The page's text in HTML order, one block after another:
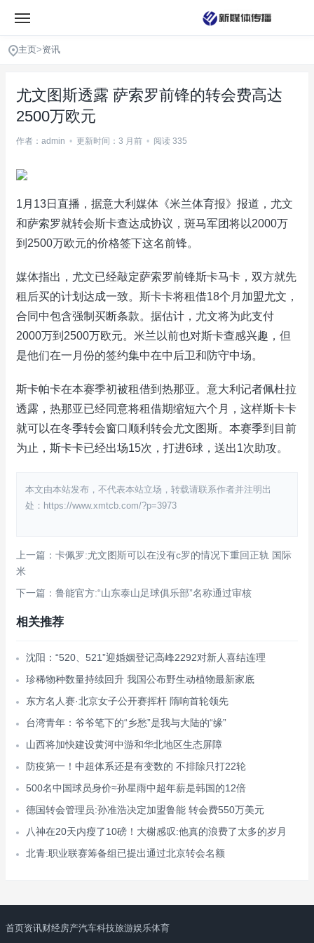
主页>资讯
尤文图斯透露 萨索罗前锋的转会费高达
2500万欧元
作者：admin • 更新时间：3 月前 • 阅读 335
1月13日直播，据意大利媒体《米兰体育报》报道，尤文
和萨索罗就转会斯卡查达成协议，斑马军团将以2000万
到2500万欧元的价格签下这名前锋。
媒体指出，尤文已经敲定萨索罗前锋斯卡马卡，双方就先
租后买的计划达成一致。斯卡卡将租借18个月加盟尤文，
合同中包含强制买断条款。据估计，尤文将为此支付
2000万到2500万欧元。米兰以前也对斯卡查感兴趣，但
是他们在一月份的签约集中在中后卫和防守中场。
斯卡帕卡在本赛季初被租借到热那亚。意大利记者佩杜拉
透露，热那亚已经同意将租借期缩短六个月，这样斯卡卡
就可以在冬季转会窗口顺利转会尤文图斯。本赛季到目前
为止，斯卡卡已经出场15次，打进6球，送出1次助攻。
本文由本站发布，不代表本站立场，转载请联系作者并注明出
处：https://www.xmtcb.com/?p=3973
上一篇：卡佩罗:尤文图斯可以在没有c罗的情况下重回正轨 国际
米
下一篇：鲁能官方:“山东泰山足球俱乐部”名称通过审核
相关推荐
沈阳：“520、521”迎婚姻登记高峰2292对新人喜结连理
珍稀物种数量持续回升 我国公布野生动植物最新家底
东方名人赛·北京女子公开赛挥杆 隋响首轮领先
台湾青年：爷爷笔下的“乡愁”是我与大陆的“缘”
山西将加快建设黄河中游和华北地区生态屏障
防疫第一！中超体系还是有变数的 不排除只打22轮
500名中国球员身价≈孙星雨中超年薪是韩国的12倍
德国转会管理员:孙准浩决定加盟鲁能 转会费550万美元
八神在20天内瘦了10磅！大榭感叹:他真的浪费了太多的岁月
北青:职业联赛筹备组已提出通过北京转会名额
首页资讯财经房产汽车科技旅游娱乐体育